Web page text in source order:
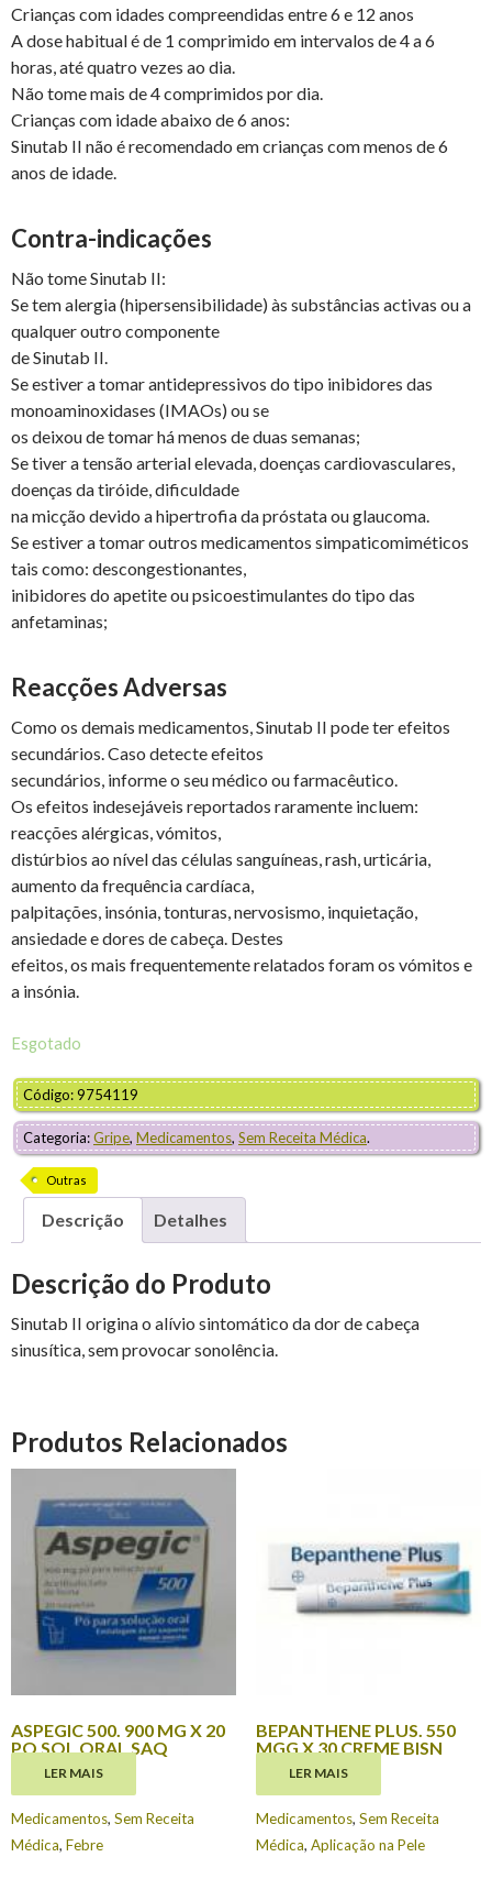
Crianças com idades compreendidas entre 6 e 12 anos
A dose habitual é de 1 comprimido em intervalos de 4 a 6
horas, até quatro vezes ao dia.
Não tome mais de 4 comprimidos por dia.
Crianças com idade abaixo de 6 anos:
Sinutab II não é recomendado em crianças com menos de 6
anos de idade.
Contra-indicações
Não tome Sinutab II:
Se tem alergia (hipersensibilidade) às substâncias activas ou a
qualquer outro componente
de Sinutab II.
Se estiver a tomar antidepressivos do tipo inibidores das
monoaminoxidases (IMAOs) ou se
os deixou de tomar há menos de duas semanas;
Se tiver a tensão arterial elevada, doenças cardiovasculares,
doenças da tiróide, dificuldade
na micção devido a hipertrofia da próstata ou glaucoma.
Se estiver a tomar outros medicamentos simpaticomiméticos
tais como: descongestionantes,
inibidores do apetite ou psicoestimulantes do tipo das
anfetaminas;
Reacções Adversas
Como os demais medicamentos, Sinutab II pode ter efeitos
secundários. Caso detecte efeitos
secundários, informe o seu médico ou farmacêutico.
Os efeitos indesejáveis reportados raramente incluem:
reacções alérgicas, vómitos,
distúrbios ao nível das células sanguíneas, rash, urticária,
aumento da frequência cardíaca,
palpitações, insónia, tonturas, nervosismo, inquietação,
ansiedade e dores de cabeça. Destes
efeitos, os mais frequentemente relatados foram os vómitos e
a insónia.
Esgotado
Código: 9754119
Categoria:Gripe, Medicamentos, Sem Receita Médica.
Outras
Descrição Detalhes
Descrição do Produto
Sinutab II origina o alívio sintomático da dor de cabeça
sinusítica, sem provocar sonolência.
Produtos Relacionados
ASPEGIC 500. 900 MG X 20
PO SOL ORAL SAQ
0.00LER MAIS
Medicamentos, Sem Receita
Médica, Febre
BEPANTHENE PLUS. 550
MGG X 30 CREME BISN
4.95LER MAIS
Medicamentos, Sem Receita
Médica, Aplicação na Pele